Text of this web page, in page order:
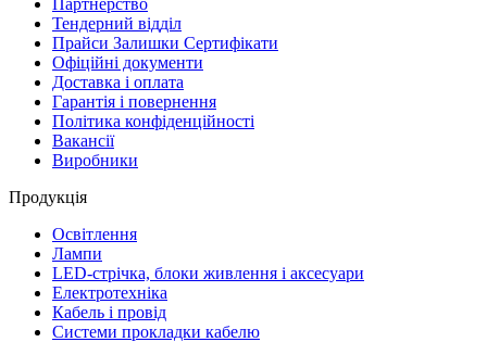
Тендерний відділ
Прайси Залишки Сертифікати
Офіційні документи
Доставка і оплата
Гарантія і повернення
Політика конфіденційності
Вакансії
Виробники
Продукція
Освітлення
Лампи
LED-стрічка, блоки живлення і аксесуари
Електротехніка
Кабель і провід
Системи прокладки кабелю